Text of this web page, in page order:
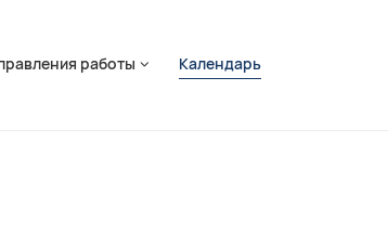
работы Календарь